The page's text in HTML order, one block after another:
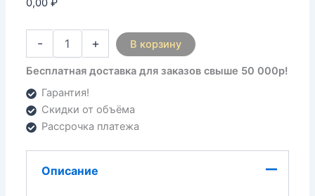
0,00₽
- + В корзину
Бесплатная доставка для заказов свыше 50 000р!
Гарантия!
Скидки от объёма
Рассрочка платежа
Описание